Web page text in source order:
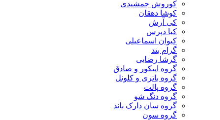
کوروش جمشیدی
کوشا دهقان
کی آرش
کیا دپرس
کیوان اسماعیلی
گرام بند
گرشا رضایی
گروه اپیکور و صادق
گروه باتری و کلونل
گروه پالت
گروه دنگ شو
گروه سان دارک باند
گروه سون